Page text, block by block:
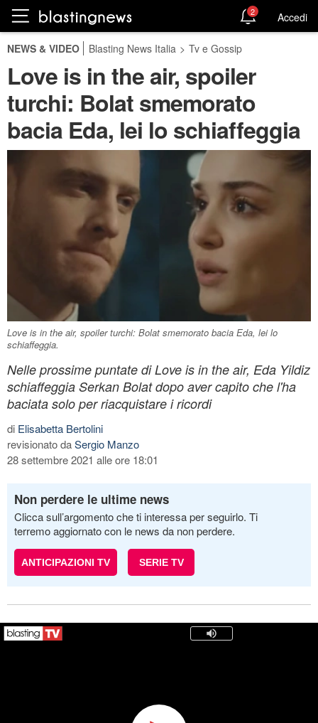
2 Accedi
NEWS & VIDEO Blasting News Italia > Tv e Gossip
Love is in the air, spoiler
turchi: Bolat smemorato
bacia Eda, lei lo schiaffeggia
Love is in the air, spoiler turchi: Bolat smemorato bacia Eda, lei lo
schiaffeggia.
Nelle prossime puntate di Love is in the air, Eda Yildiz
schiaffeggia Serkan Bolat dopo aver capito che l'ha
baciata solo per riacquistare i ricordi
di Elisabetta Bertolini
revisionato daSergio Manzo
28 settembre 2021 alle ore 18:01
Non perdere le ultime news
Clicca sull’argomento che ti interessa per seguirlo. Ti
terremo aggiornato con le news da non perdere.
ANTICIPAZIONI TV SERIE TV